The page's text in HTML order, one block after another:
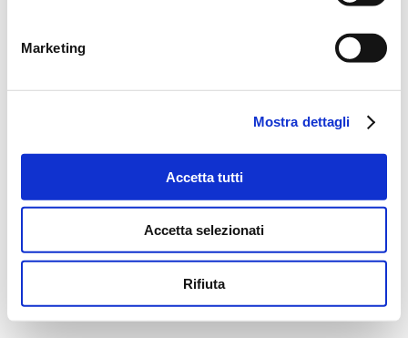
Marketing
Mostra dettagli
Accetta tutti
Accetta selezionati
Rifiuta